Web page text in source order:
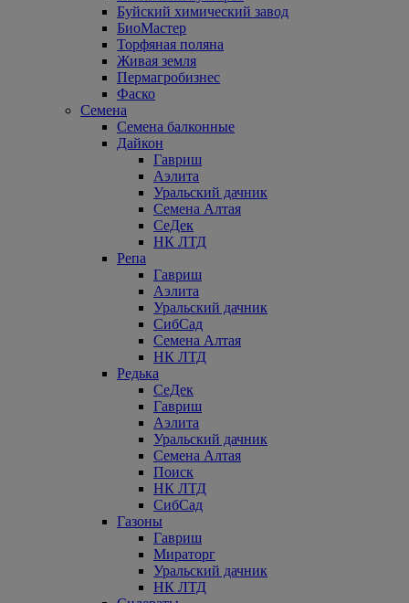
Буйский химический завод
БиоМастер
Торфяная поляна
Живая земля
Пермагробизнес
Фаско
Семена
Семена балконные
Дайкон
Гавриш
Аэлита
Уральский дачник
Семена Алтая
СеДек
НК ЛТД
Репа
Гавриш
Аэлита
Уральский дачник
СибСад
Семена Алтая
НК ЛТД
Редька
СеДек
Гавриш
Аэлита
Уральский дачник
Семена Алтая
Поиск
НК ЛТД
СибСад
Газоны
Гавриш
Мираторг
Уральский дачник
НК ЛТД